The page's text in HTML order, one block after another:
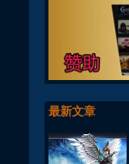
最新文章